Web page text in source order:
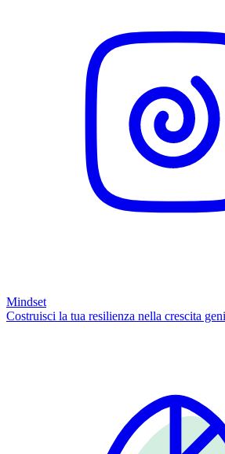
Mindset
Costruisci la tua resilienza nella crescita